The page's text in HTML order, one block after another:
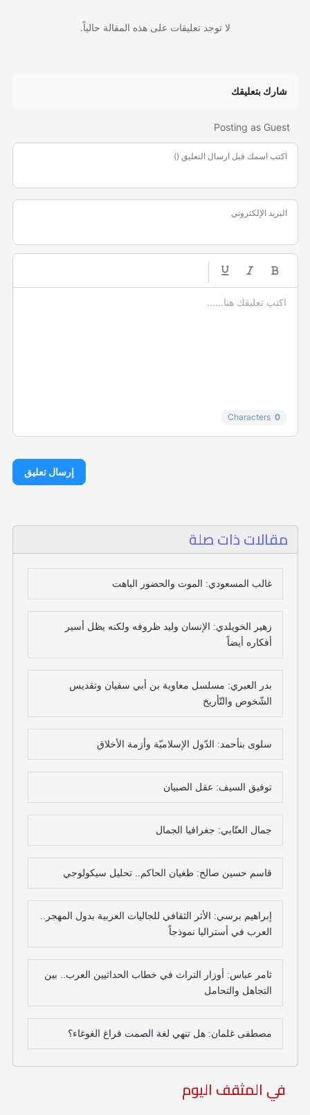
لا توجد تعليقات على هذه المقالة حالياً.
شارك بتعليقك
Posting as Guest
اكتب اسمك قبل ارسال التعليق ()
البريد الإلكتروني
-
-
0
Characters
إرسال تعليق
مقالات ذات صلة
غالب المسعودي: الموت والحضور الباهت
زهير الخويلدي: الإنسان وليد ظروفه ولكنه يظل أسير
أفكاره أيضاً
بدر العبري: مسلسل معاوية بن أبي سفيان وتقديس
الشّخوص والتّأريخ
سلوى بنأحمد: الدّول الإسلاميّة وأزمة الأخلاق
توفيق السيف: عقل الصبيان
جمال العتّابي: جغرافيا الجمال
قاسم حسين صالح: طغيان الحاكم.. تحليل سيكولوجي
إبراهيم برسي: الأثر الثقافي للجاليات العربية بدول المهجر..
العرب في أستراليا نموذجاً
ثامر عباس: أوزار التراث في خطاب الحداثيين العرب.. بين
التجاهل والتحامل
مصطفى غلمان: هل تنهي لغة الصمت فراغ الغوغاء؟
في المثقف اليوم